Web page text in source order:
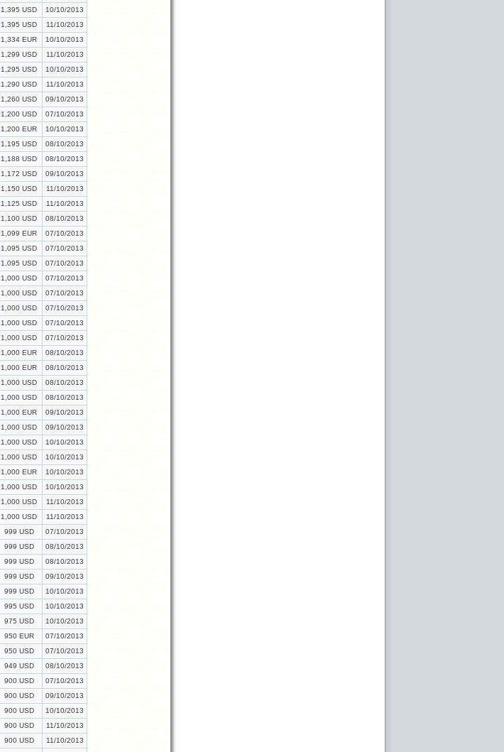
1,395 USD
10/10/2013
1,395 USD
11/10/2013
1,334 EUR
10/10/2013
1,299 USD
11/10/2013
1,295 USD
10/10/2013
1,290 USD
11/10/2013
1,260 USD
09/10/2013
1,200 USD
07/10/2013
1,200 EUR
10/10/2013
1,195 USD
08/10/2013
1,188 USD
08/10/2013
1,172 USD
09/10/2013
1,150 USD
11/10/2013
1,125 USD
11/10/2013
1,100 USD
08/10/2013
1,099 EUR
07/10/2013
1,095 USD
07/10/2013
1,095 USD
07/10/2013
1,000 USD
07/10/2013
1,000 USD
07/10/2013
1,000 USD
07/10/2013
1,000 USD
07/10/2013
1,000 USD
07/10/2013
1,000 EUR
08/10/2013
1,000 EUR
08/10/2013
1,000 USD
08/10/2013
1,000 USD
08/10/2013
1,000 EUR
09/10/2013
1,000 USD
09/10/2013
1,000 USD
10/10/2013
1,000 USD
10/10/2013
1,000 EUR
10/10/2013
1,000 USD
10/10/2013
1,000 USD
11/10/2013
1,000 USD
11/10/2013
999 USD
07/10/2013
999 USD
08/10/2013
999 USD
08/10/2013
999 USD
09/10/2013
999 USD
10/10/2013
995 USD
10/10/2013
975 USD
10/10/2013
950 EUR
07/10/2013
950 USD
07/10/2013
949 USD
08/10/2013
900 USD
07/10/2013
900 USD
09/10/2013
900 USD
10/10/2013
900 USD
11/10/2013
900 USD
11/10/2013